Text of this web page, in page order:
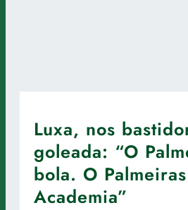
Luxa, nos
goleada: “O
bola. O
Academia”